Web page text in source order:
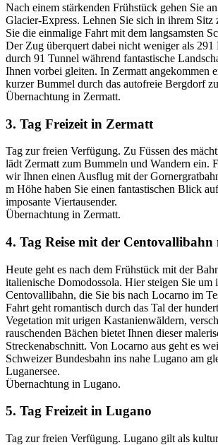
Nach einem stärkenden Frühstück gehen Sie
Glacier-Express. Lehnen Sie sich in ihrem Sitz
Sie die einmalige Fahrt mit dem langsamsten
Der Zug überquert dabei nicht weniger als
durch 91 Tunnel während fantastische
Ihnen vorbei gleiten. In Zermatt angekommen
kurzer Bummel durch das autofreie Bergdorf
Übernachtung in Zermatt.
3. Tag Freizeit in Zermatt
Tag zur freien Verfügung. Zu Füssen des
lädt Zermatt zum Bummeln und Wandern ein.
wir Ihnen einen Ausflug mit der
m Höhe haben Sie einen fantastischen Blick
imposante Viertausender.
Übernachtung in Zermatt.
4. Tag Reise mit der
Heute geht es nach dem Frühstück mit der
italienische Domodossola. Hier steigen Sie um
Centovallibahn, die Sie bis nach Locarno im
Fahrt geht romantisch durch das Tal der
Vegetation mit urigen Kastanienwäldern,
rauschenden Bächen bietet Ihnen dieser
Streckenabschnitt. Von Locarno aus geht es
Schweizer Bundesbahn ins nahe Lugano am
Luganersee.
Übernachtung in Lugano.
5. Tag Freizeit in Lugano
Tag zur freien Verfügung. Lugano gilt als